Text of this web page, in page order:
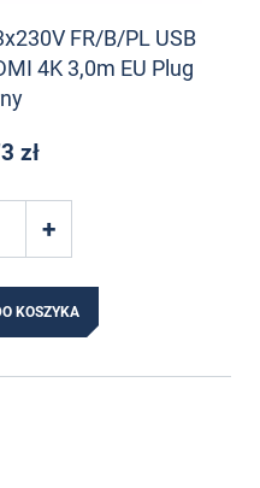
FR/B/PL USB
4K 3,0m EU Plug
zł
KOSZYKA